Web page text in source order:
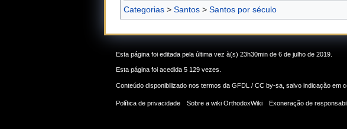
Categorias > Santos > Santos por século
Esta página foi editada pela última vez à(s) 23h30min de 6 de julho de 2019.
Esta página foi acedida 5 129 vezes.
Conteúdo disponibilizado nos termos da GFDL / CC by-sa , salvo indicação em
Política de privacidade Sobre a wiki OrthodoxWiki Exoneração de